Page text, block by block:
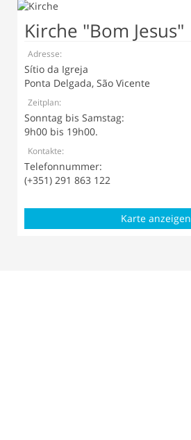
Kirche "Bom Jesus"
Adresse:
Sítio da Igreja
Ponta Delgada, São Vicente
Zeitplan:
Sonntag bis Samstag:
9h00 bis 19h00.
Kontakte:
Telefonnummer:
(+351) 291 863 122
Karte anzeigen